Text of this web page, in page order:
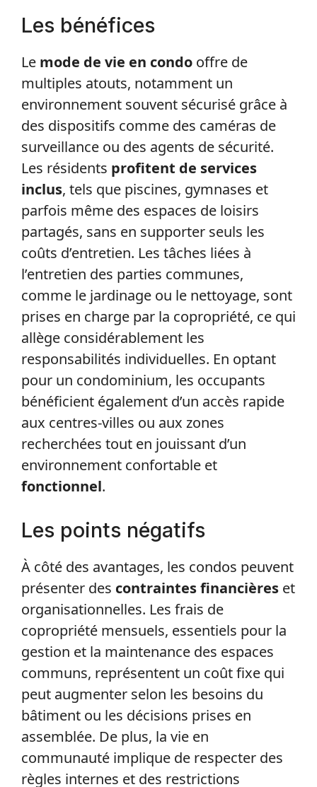
Les bénéfices
Le mode de vie en condo offre de
multiples atouts, notamment un
environnement souvent sécurisé grâce à
des dispositifs comme des caméras de
surveillance ou des agents de sécurité.
Les résidents profitent de services
inclus, tels que piscines, gymnases et
parfois même des espaces de loisirs
partagés, sans en supporter seuls les
coûts d’entretien. Les tâches liées à
l’entretien des parties communes,
comme le jardinage ou le nettoyage, sont
prises en charge par la copropriété, ce qui
allège considérablement les
responsabilités individuelles. En optant
pour un condominium, les occupants
bénéficient également d’un accès rapide
aux centres-villes ou aux zones
recherchées tout en jouissant d’un
environnement confortable et
fonctionnel.
Les points négatifs
À côté des avantages, les condos peuvent
présenter des contraintes financières et
organisationnelles. Les frais de
copropriété mensuels, essentiels pour la
gestion et la maintenance des espaces
communs, représentent un coût fixe qui
peut augmenter selon les besoins du
bâtiment ou les décisions prises en
assemblée. De plus, la vie en
communauté implique de respecter des
règles internes et des restrictions